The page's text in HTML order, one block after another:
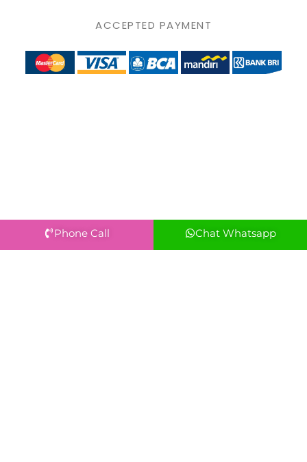
ACCEPTED PAYMENT
Phone Call Chat Whatsapp